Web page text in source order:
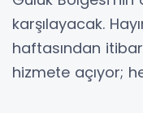
karşılayacak.
haftasından
hizmete açıyor;